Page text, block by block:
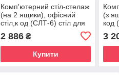
Комп'ютерний стіл-стелаж
(на 2 ящики), офісний
стіл,к од (СЛТ-6) стіл для
2 886₴
Купити
(з
код
3